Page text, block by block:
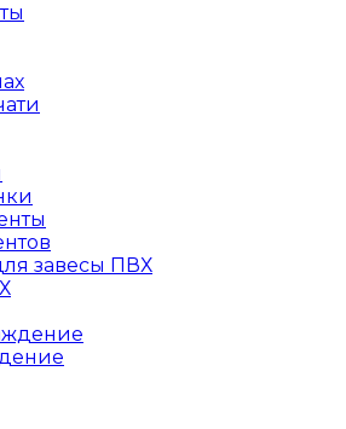
завесы ПВХ